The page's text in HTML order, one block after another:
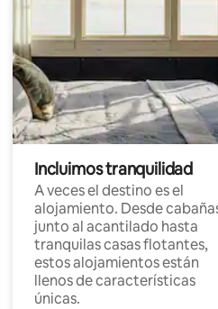
Incluimos tranquilidad
A veces el destino es el
alojamiento. Desde
junto al acantilado hasta
tranquilas casas flotantes,
estos alojamientos están
llenos de características
únicas.